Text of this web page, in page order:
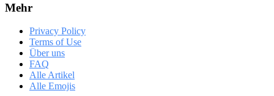
Mehr
Privacy Policy
Terms of Use
Über uns
FAQ
Alle Artikel
Alle Emojis